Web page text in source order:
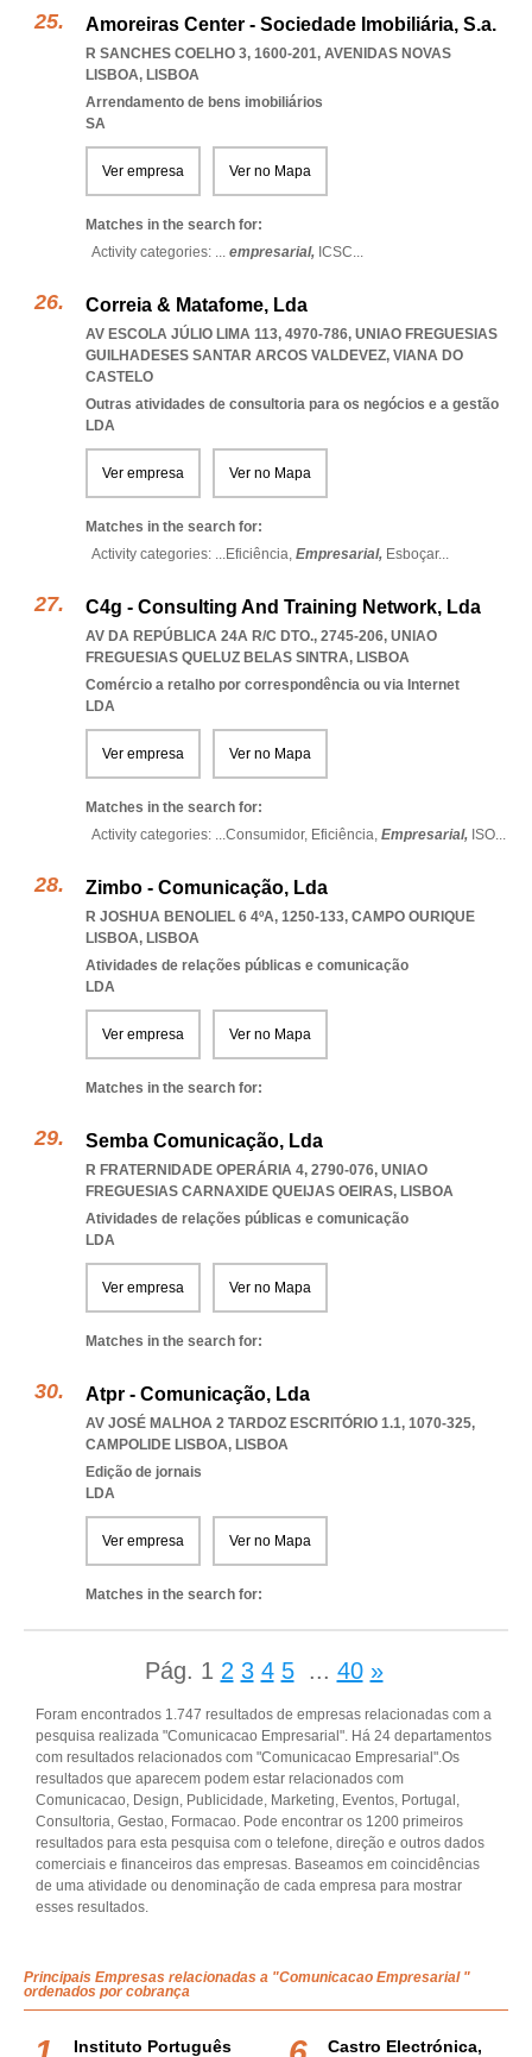
Amoreiras Center - Sociedade Imobiliária, S.a.
R SANCHES COELHO 3, 1600-201, AVENIDAS NOVAS
LISBOA, LISBOA
Arrendamento de bens imobiliários
SA
Ver empresa Ver no Mapa
Matches in the search for:
Activity categories: ... empresarial, ICSC...
Correia & Matafome, Lda
AV ESCOLA JÚLIO LIMA 113, 4970-786, UNIAO FREGUESIAS
GUILHADESES SANTAR ARCOS VALDEVEZ, VIANA DO
CASTELO
Outras atividades de consultoria para os negócios e a gestão
LDA
Ver empresa Ver no Mapa
Matches in the search for:
Activity categories: ...Eficiência, Empresarial, Esboçar...
C4g - Consulting And Training Network, Lda
AV DA REPÚBLICA 24A R/C DTO., 2745-206, UNIAO
FREGUESIAS QUELUZ BELAS SINTRA, LISBOA
Comércio a retalho por correspondência ou via Internet
LDA
Ver empresa Ver no Mapa
Matches in the search for:
Activity categories: ...Consumidor, Eficiência, Empresarial, ISO...
Zimbo - Comunicação, Lda
R JOSHUA BENOLIEL 6 4ºA, 1250-133, CAMPO OURIQUE
LISBOA, LISBOA
Atividades de relações públicas e comunicação
LDA
Ver empresa Ver no Mapa
Matches in the search for:
Semba Comunicação, Lda
R FRATERNIDADE OPERÁRIA 4, 2790-076, UNIAO
FREGUESIAS CARNAXIDE QUEIJAS OEIRAS, LISBOA
Atividades de relações públicas e comunicação
LDA
Ver empresa Ver no Mapa
Matches in the search for:
Atpr - Comunicação, Lda
AV JOSÉ MALHOA 2 TARDOZ ESCRITÓRIO 1.1, 1070-325,
CAMPOLIDE LISBOA, LISBOA
Edição de jornais
LDA
Ver empresa Ver no Mapa
Matches in the search for:
Pág. 1 2 3 4 5 ... 40 »
Foram encontrados 1.747 resultados de empresas relacionadas com a
pesquisa realizada "Comunicacao Empresarial". Há 24 departamentos
com resultados relacionados com "Comunicacao Empresarial".Os
resultados que aparecem podem estar relacionados com
Comunicacao, Design, Publicidade, Marketing, Eventos, Portugal,
Consultoria, Gestao, Formacao. Pode encontrar os 1200 primeiros
resultados para esta pesquisa com o telefone, direção e outros dados
comerciais e financeiros das empresas. Baseamos em coincidências
de uma atividade ou denominação de cada empresa para mostrar
esses resultados.
Principais Empresas relacionadas a "Comunicacao Empresarial "
ordenados por cobrança
Instituto Português
Castro Electrónica,